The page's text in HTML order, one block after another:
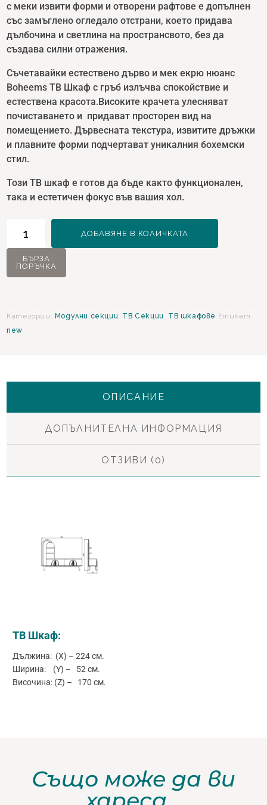
с меки извити форми и отворени рафтове е допълнен
със замъглено огледало отстрани, което придава
дълбочина и светлина на пространсвото, без да
създава силни отражения.
Съчетавайки естествено дърво и мек екрю нюанс
Boheems ТВ Шкаф с гръб излъчва спокойствие и
естествена красота.Високите крачета улесняват
почиставането и придават просторен вид на
помещението. Дървесната текстура, извитите дръжки
и плавните форми подчертават уникалния бохемски
стил.
Този ТВ шкаф е готов да бъде както функционален,
така и естетичен фокус във вашия хол.
Boheems
ТВ
декоративен
ДОБАВЯНЕ В КОЛИЧКАТА
БЪРЗА
ПОРЪЧКА
Категории: Модулни секции, ТВ Секции, ТВ шкафове Етикет:
new
ОПИСАНИЕ
ДОПЪЛНИТЕЛНА ИНФОРМАЦИЯ
ОТЗИВИ (0)
ТВ Шкаф:
Дължина: (X) – 224 см.
Ширина: (Y) – 52 см.
Височина: (Z) – 170 см.
Също може да ви